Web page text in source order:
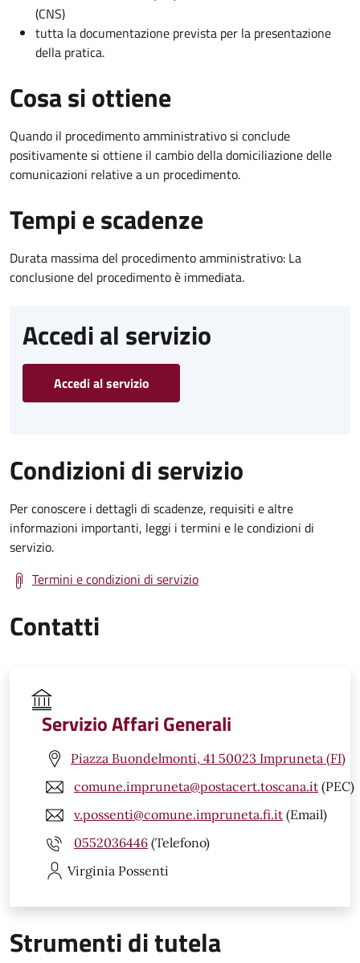
(CNS)
tutta la documentazione prevista per la presentazione
della pratica.
Cosa si ottiene
Quando il procedimento amministrativo si conclude
positivamente si ottiene il cambio della domiciliazione delle
comunicazioni relative a un procedimento.
Tempi e scadenze
Durata massima del procedimento amministrativo: La
conclusione del procedimento è immediata.
Accedi al servizio
Accedi al servizio
Condizioni di servizio
Per conoscere i dettagli di scadenze, requisiti e altre
informazioni importanti, leggi i termini e le condizioni di
servizio.
Termini e condizioni di servizio
Contatti
Servizio Affari Generali
Piazza Buondelmonti, 41 50023 Impruneta (FI)
comune.impruneta@postacert.toscana.it (PEC)
v.possenti@comune.impruneta.fi.it (Email)
0552036446 (Telefono)
Virginia Possenti
Strumenti di tutela